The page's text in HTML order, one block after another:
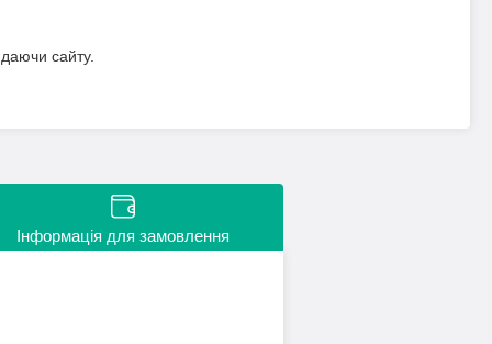
сайту.
Інформація для замовлення